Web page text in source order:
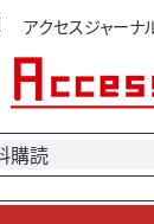
アクセスジャー
購読